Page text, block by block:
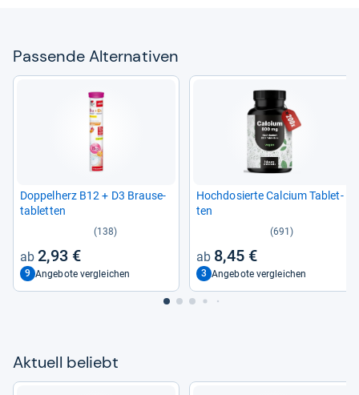
Pas­sende Alter­na­ti­ven
Dop­pel­herz B12 + D3 Brau­se­
ta­blet­ten
(138)
2,93 €
9 Angebote vergleichen
Hoch­do­sierte Cal­cium Tablet­
ten
(691)
8,45 €
3 Angebote vergleichen
Aktu­ell beliebt